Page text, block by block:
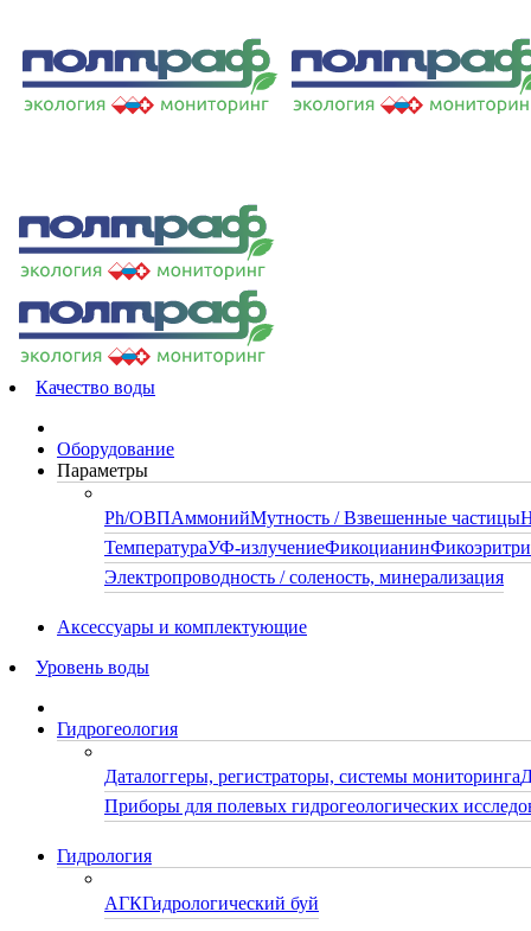
Качество воды
Оборудование
Параметры
Ph/ОВПАммонийМутность / Взвешенные частицы
ТемператураУФ-излучениеФикоцианин
Электропроводность / соленость, минерализация
Аксессуары и комплектующие
Уровень воды
Гидрогеология
Даталоггеры, регистраторы, системы мониторинга
Приборы для полевых гидрогеологических
Гидрология
АГКГидрологический буй